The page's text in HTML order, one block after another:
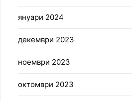
януари 2024
декември 2023
ноември 2023
октомври 2023